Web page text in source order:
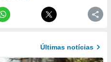
Últimas notícias